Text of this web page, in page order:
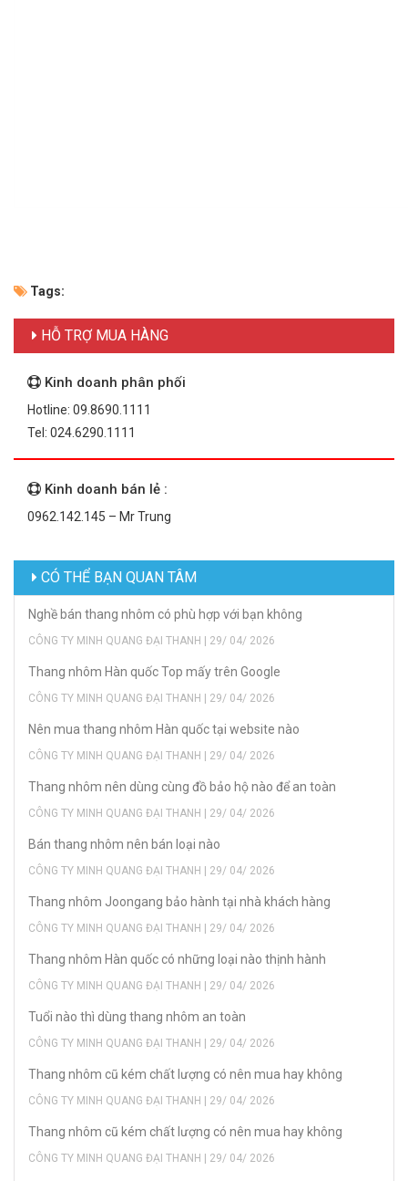
Tags:
HỖ TRỢ MUA HÀNG
Kinh doanh phân phối
Hotline: 09.8690.1111
Tel: 024.6290.1111
Kinh doanh bán lẻ :
0962.142.145 – Mr Trung
CÓ THỂ BẠN QUAN TÂM
Nghề bán thang nhôm có phù hợp với bạn không
CÔNG TY MINH QUANG ĐẠI THANH | 29/ 04/ 2026
Thang nhôm Hàn quốc Top mấy trên Google
CÔNG TY MINH QUANG ĐẠI THANH | 29/ 04/ 2026
Nên mua thang nhôm Hàn quốc tại website nào
CÔNG TY MINH QUANG ĐẠI THANH | 29/ 04/ 2026
Thang nhôm nên dùng cùng đồ bảo hộ nào để an toàn
CÔNG TY MINH QUANG ĐẠI THANH | 29/ 04/ 2026
Bán thang nhôm nên bán loại nào
CÔNG TY MINH QUANG ĐẠI THANH | 29/ 04/ 2026
Thang nhôm Joongang bảo hành tại nhà khách hàng
CÔNG TY MINH QUANG ĐẠI THANH | 29/ 04/ 2026
Thang nhôm Hàn quốc có những loại nào thịnh hành
CÔNG TY MINH QUANG ĐẠI THANH | 29/ 04/ 2026
Tuổi nào thì dùng thang nhôm an toàn
CÔNG TY MINH QUANG ĐẠI THANH | 29/ 04/ 2026
Thang nhôm cũ kém chất lượng có nên mua hay không
CÔNG TY MINH QUANG ĐẠI THANH | 29/ 04/ 2026
Thang nhôm cũ kém chất lượng có nên mua hay không
CÔNG TY MINH QUANG ĐẠI THANH | 29/ 04/ 2026